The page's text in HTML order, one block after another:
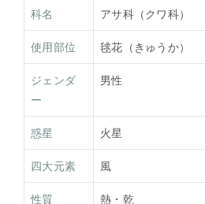
科名 アサ科（クワ科）
使用部位 毬花（きゅうか）
ジェンダ
ー
男性
惑星 火星
四大元素 風
性質 熱・乾